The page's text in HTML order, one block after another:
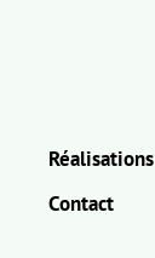
Réalisations
Contact